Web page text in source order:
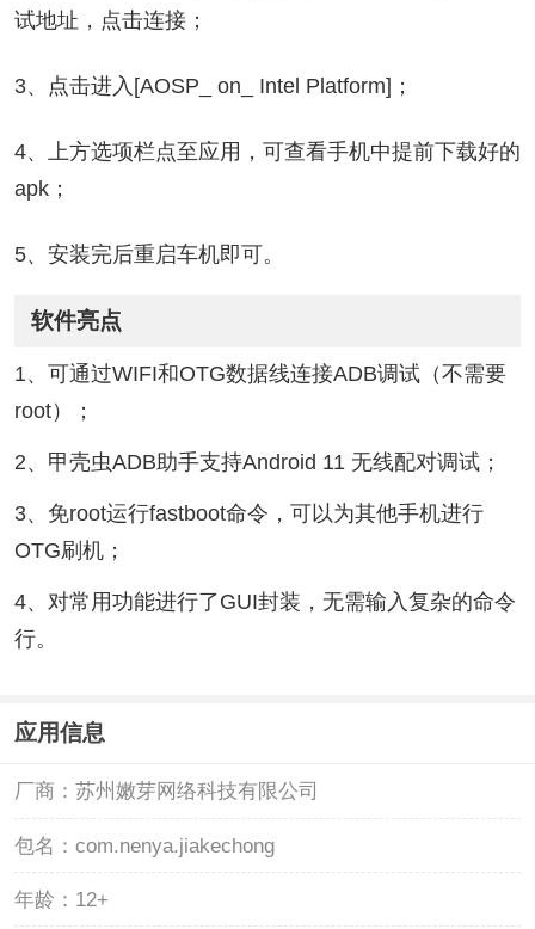
试地址，点击连接；
3、点击进入[AOSP_ on_ Intel Platform]；
4、上方选项栏点至应用，可查看手机中提前下载好的
apk；
5、安装完后重启车机即可。
软件亮点
1、可通过WIFI和OTG数据线连接ADB调试（不需要
root）；
2、甲壳虫ADB助手支持Android 11 无线配对调试；
3、免root运行fastboot命令，可以为其他手机进行
OTG刷机；
4、对常用功能进行了GUI封装，无需输入复杂的命令
行。
应用信息
厂商： 苏州嫩芽网络科技有限公司
包名： com.nenya.jiakechong
年龄： 12+